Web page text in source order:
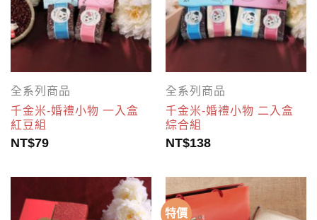
全系列商品
千金米-婚禮小物 一入盒
紅豆組
NT$79
全系列商品
千金米-婚禮小物 二入盒
綜合組
NT$138
特價